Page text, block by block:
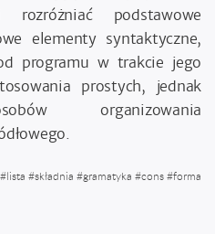
podstawowe
elementy syntaktyczne,
programu w trakcie jego
prostych, jednak
organizowania
#lista #składnia #gramatyka #cons#forma